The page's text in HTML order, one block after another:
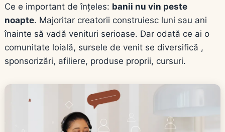
Ce e important de înțeles: banii nu vin peste
noapte. Majoritar creatorii construiesc luni sau ani
înainte să vadă venituri serioase. Dar odată ce ai o
comunitate loială, sursele de venit se diversifică ,
sponsorizări, afiliere, produse proprii, cursuri.